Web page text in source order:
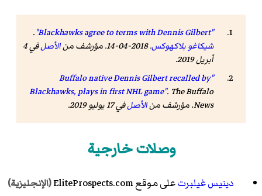
"Blackhawks agree to terms with Dennis Gilbert"
.
شيكاغو بلاكهوكس. 2018-04-14. مؤرشف من الأصل
في 4
أبريل 2019
.
"Buffalo native Dennis Gilbert recalled by
Blackhawks, plays in first NHL game". The Buffalo
News. مؤرشف منالأصلفي 17 يوليو 2019 .
وصلات خارجية
دينيس غيلبرتعلى موقع EliteProspects.com (الإنجليزية)